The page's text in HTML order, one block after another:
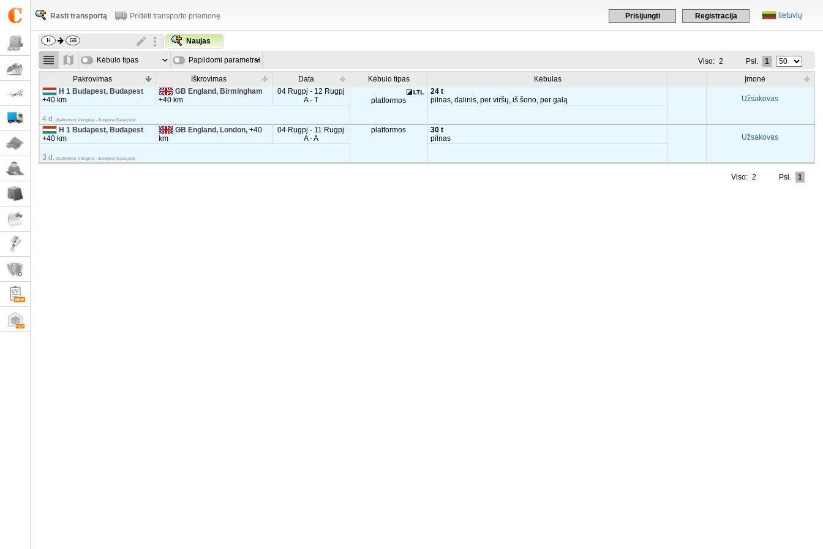
lietuvių
Prisijungti Registracija
Rasti transportą Pridėti transporto priemonę
Naujas
Kėbulo tipas Papildomi parametrai Viso: 2 Psl. 1
Pakrovimas Iškrovimas Data Kėbulo tipas Kėbulas
Įmonė
H 1 Budapest, Budapest
+40 km
GB England, Birmingham
+40 km
04 Rugpj - 12 Rugpj
A - T
platformos
24 t
pilnas, dalinis, per viršų, iš šono, per galą
Užsakovas
4 d. platformos Vengrija - Jungtinė Karalystė
H 1 Budapest, Budapest
+40 km
GB England, London, +40
km
04 Rugpj - 11 Rugpj
A - A
platformos
30 t
pilnas
Užsakovas
3 d. platformos Vengrija - Jungtinė Karalystė
Viso: 2 Psl. 1